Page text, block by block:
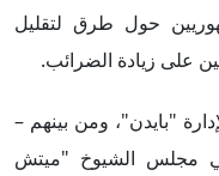
حول طرق لتقليل
على زيادة الضرائب.
"بايدن"، ومن بينهم –
مجلس الشيوخ "ميتش